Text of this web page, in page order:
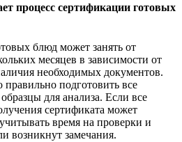
процесс сертификации готовых
блюд может занять от
месяцев в зависимости от
необходимых документов.
подготовить все
для анализа. Если все
сертификата может
время на проверки и
возникнут замечания.